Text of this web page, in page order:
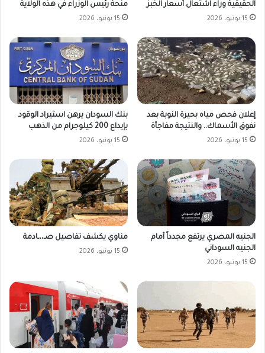
الحقيقية وراء اشتعال أسعار الخبز
15 يونيو، 2026
منحة رئيس الوزراء في هذه الولاية
15 يونيو، 2026
إعلان فحص مياه بحيرة النوبة بعد
نفوق الأسماك.. والنتيجة مفاجأة
15 يونيو، 2026
بنك السودان يرهن استيراد الوقود
بإيداع 200 كيلوجرام من الذهب
15 يونيو، 2026
الجنيه المصري يرتفع مجدداً أمام
الجنيه السوداني
15 يونيو، 2026
مناوي يكشف تفاصيل صـ،،ـادمة
15 يونيو، 2026